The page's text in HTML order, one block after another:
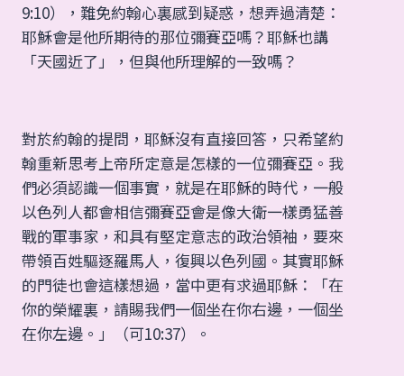
9:10），難免約翰心裏感到疑惑，想弄過清楚：
耶穌會是他所期待的那位彌賽亞嗎？耶穌也講
「天國近了」，但與他所理解的一致嗎？
對於約翰的提問，耶穌沒有直接回答，只希望約
翰重新思考上帝所定意是怎樣的一位彌賽亞。我
們必須認識一個事實，就是在耶穌的時代，一般
以色列人都會相信彌賽亞會是像大衛一樣勇猛善
戰的軍事家，和具有堅定意志的政治領袖，要來
帶領百姓驅逐羅馬人，復興以色列國。其實耶穌
的門徒也會這樣想過，當中更有求過耶穌：「在
你的榮耀裏，請賜我們一個坐在你右邊，一個坐
在你左邊。」（可10:37）。